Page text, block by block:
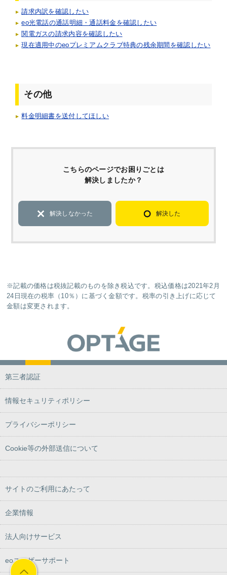
請求内訳を確認したい
eo光電話の通話明細・通話料金を確認したい
関電ガスの請求内容を確認したい
現在適用中のeoプレミアムクラブ特典の残余期間を確認したい
その他
料金明細書を送付してほしい
こちらのページでお困りごとは
解決しましたか？
解決しなかった 解決した
※記載の価格は税抜記載のものを除き税込です。税込価格は2021年2月
24日現在の税率（10％）に基づく金額です。税率の引き上げに応じて
金額は変更されます。
第三者認証
情報セキュリティポリシー
プライバシーポリシー
Cookie等の外部送信について
サイトのご利用にあたって
企業情報
法人向けサービス
eoユーザーサポート